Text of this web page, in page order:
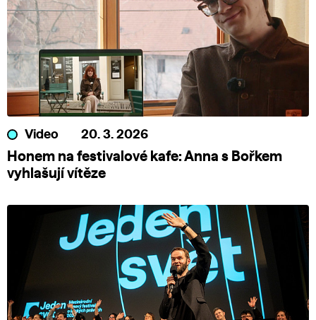
Video 20. 3. 2026
Honem na festivalové kafe: Anna s Bořkem
vyhlašují vítěze